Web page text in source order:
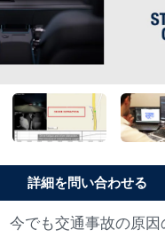
詳細を問い合わせる
今でも交通事故の原因